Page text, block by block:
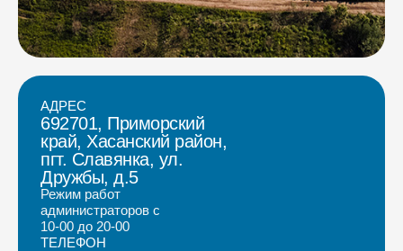
АДРЕС
692701, Приморский
край, Хасанский район,
пгт. Славянка, ул.
Дружбы, д.5
Режим работ
администраторов с
10-00 до 20-00
ТЕЛЕФОН